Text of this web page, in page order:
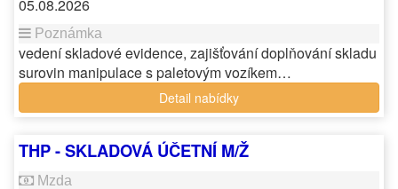
05.08.2026
vedení skladové evidence, zajišťování doplňování skladu
surovin manipulace s paletovým vozíkem…
Detail nabídky
THP - SKLADOVÁ ÚČETNÍ M/Ž